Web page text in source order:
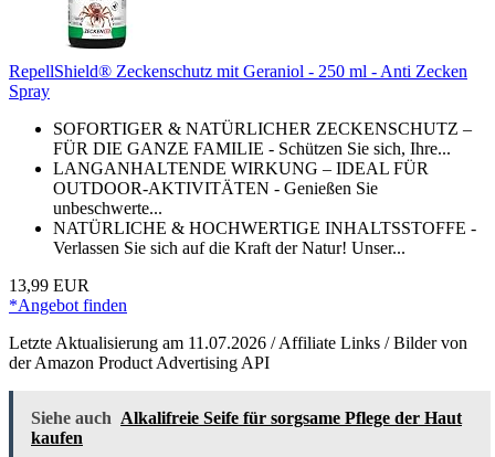
RepellShield® Zeckenschutz mit Geraniol - 250 ml - Anti Zecken
Spray
SOFORTIGER & NATÜRLICHER ZECKENSCHUTZ –
FÜR DIE GANZE FAMILIE - Schützen Sie sich, Ihre...
LANGANHALTENDE WIRKUNG – IDEAL FÜR
OUTDOOR-AKTIVITÄTEN - Genießen Sie
unbeschwerte...
NATÜRLICHE & HOCHWERTIGE INHALTSSTOFFE -
Verlassen Sie sich auf die Kraft der Natur! Unser...
13,99 EUR
*Angebot finden
Letzte Aktualisierung am 11.07.2026 / Affiliate Links / Bilder von
der Amazon Product Advertising API
Siehe auch Alkalifreie Seife für sorgsame Pflege der Haut
kaufen